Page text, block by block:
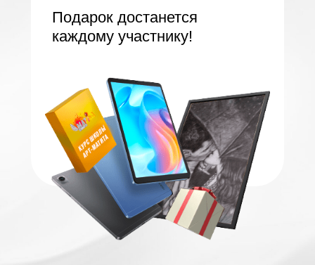
Подарок достанется
каждому участнику!